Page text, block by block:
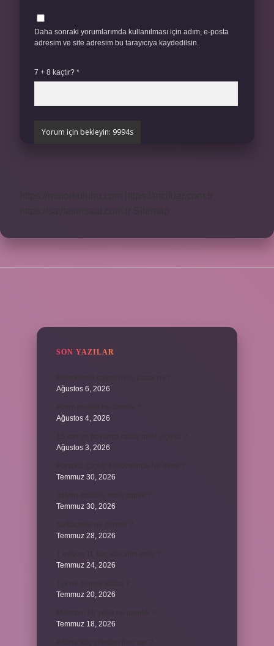
Daha sonraki yorumlarımda kullanılması için adım, e-posta
adresim ve site adresim bu tarayıcıya kaydedilsin.
7 + 8 kaçtır? *
SON YAZILAR
Ağustos 6, 2026
Ağustos 4, 2026
Ağustos 3, 2026
Temmuz 30, 2026
Temmuz 30, 2026
Temmuz 28, 2026
Temmuz 24, 2026
Temmuz 20, 2026
Temmuz 18, 2026